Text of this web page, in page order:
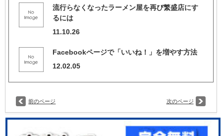
流行らなくなったラーメン屋を再び繁盛店にす
るには
11.10.26
Facebookページで「いいね！」を増やす方法
12.02.05
前のページ 次のページ